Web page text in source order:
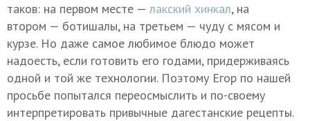
таков: на первом месте —лакский хинкал, на
втором — ботишалы, на третьем — чуду с мясом и
курзе. Но даже самое любимое блюдо может
надоесть, если готовить его годами, придерживаясь
одной и той же технологии. Поэтому Егор по нашей
просьбе попытался переосмыслить и по-своему
интерпретировать привычные дагестанские рецепты.